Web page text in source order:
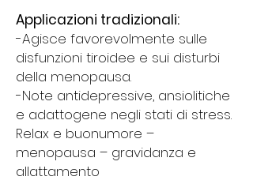
Applicazioni tradizionali:
-Agisce favorevolmente sulle
disfunzioni tiroidee e sui disturbi
della menopausa.
-Note antidepressive, ansiolitiche
e adattogene negli stati di stress.
Relax e buonumore –
menopausa – gravidanza e
allattamento